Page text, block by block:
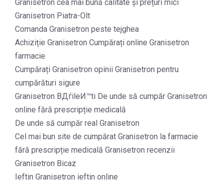
Granisetron cea mai bună calitate și prețuri mici
Granisetron Piatra-Olt
Comanda Granisetron peste tejghea
Achiziție Granisetron Cumpărați online Granisetron
farmacie
Cumpărați Granisetron opinii Granisetron pentru
cumpărături sigure
Granisetron BДѓileИ™ti De unde să cumpăr Granisetron
online fără prescripție medicală
De unde să cumpăr real Granisetron
Cel mai bun site de cumpărat Granisetron la farmacie
fără prescripție medicală Granisetron recenzii
Granisetron Bicaz
Ieftin Granisetron ieftin online